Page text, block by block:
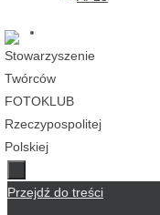
Przejdź do treści